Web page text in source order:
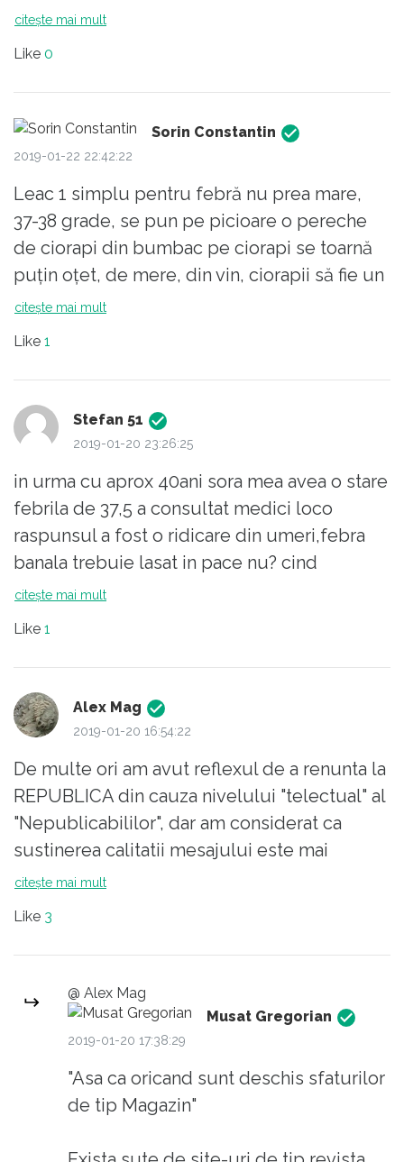
nu s-a gasit nicio explicatie. Acum are 22 de
frisoane si stare febrila. Multa sanatate
tuturor!
citește mai mult
Like 0
Sorin Constantin
2019-01-22 22:42:22
Leac 1 simplu pentru febră nu prea mare,
37-38 grade, se pun pe picioare o pereche
de ciorapi din bumbac pe ciorapi se toarnă
puțin oțet, de mere, din vin, ciorapii să fie un
pic umezi, în cîteva ore febra va scădea.
putea să strîmbe din nas, frecție cu țuică din
fructe, nu din cereale...
citește mai mult
Like 1
Stefan 51
2019-01-20 23:26:25
in urma cu aprox 40ani sora mea avea o stare
febrila de 37,5 a consultat medici loco
raspunsul a fost o ridicare din umeri,febra
banala trebuie lasat in pace nu? cind
incercarile de a ramine insarcinata au dat
dinsului,rezultatul?acea stare usor febrila
era rezultatul unei infectii abdominale a
urmat operatia si i s-a extirpat uter ovare si
neglijat o banala stare febrila a adus-o la
marginea gropii a fost operata in al 12 ceas
cum se zice,
citește mai mult
Like 1
Alex Mag
2019-01-20 16:54:22
De multe ori am avut reflexul de a renunta la
REPUBLICA din cauza nivelului "telectual" al
"Nepublicabililor", dar am considerat ca
sustinerea calitatii mesajului este mai
importanta. Asa ca oricand sunt deschis
nu ma obliga sa le citesc si cu atat mai mult
sa respund la ele. Vive la'Republigue.
citește mai mult
Like 3
@ Alex Mag
Musat Gregorian
2019-01-20 17:38:29
"Asa ca oricand sunt deschis sfaturilor
de tip Magazin"